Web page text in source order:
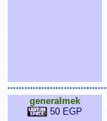
generalmek
50 EGP